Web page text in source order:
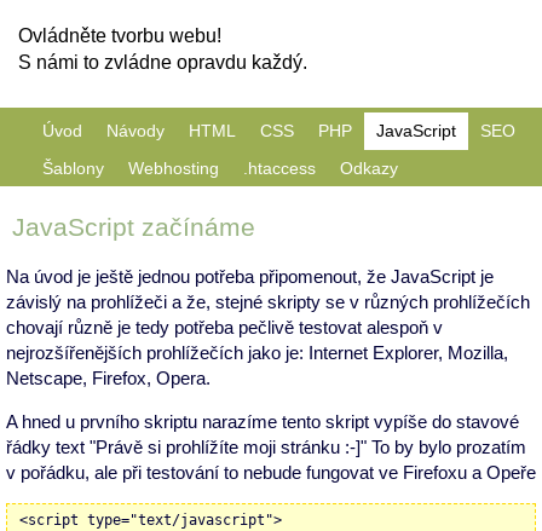
Ovládněte tvorbu webu!
S námi to zvládne opravdu každý.
Úvod Návody HTML CSS PHP JavaScript
SEO
Šablony
Webhosting .htaccess Odkazy
JavaScript začínáme
Na úvod je ještě jednou potřeba připomenout, že JavaScript je
závislý na prohlížeči a že, stejné skripty se v různých prohlížečích
chovají různě je tedy potřeba pečlivě testovat alespoň v
nejrozšířenějších prohlížečích jako je: Internet Explorer, Mozilla,
Netscape, Firefox, Opera.
A hned u prvního skriptu narazíme tento skript vypíše do stavové
řádky text "Právě si prohlížíte moji stránku :-]" To by bylo prozatím
v pořádku, ale při testování to nebude fungovat ve Firefoxu a Opeře
<script type="text/javascript">